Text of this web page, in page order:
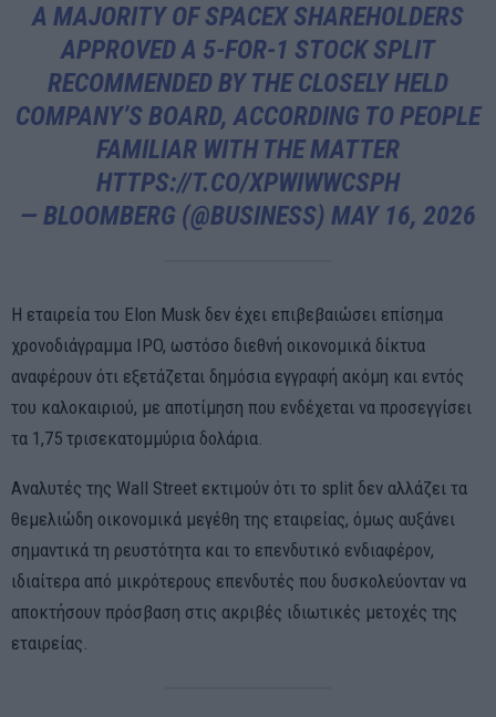
A MAJORITY OF SPACEX SHAREHOLDERS
APPROVED A 5-FOR-1 STOCK SPLIT
RECOMMENDED BY THE CLOSELY HELD
COMPANY’S BOARD, ACCORDING TO PEOPLE
FAMILIAR WITH THE MATTER
HTTPS://T.CO/XPWIWWCSPH
— BLOOMBERG (@BUSINESS) MAY 16, 2026
Η εταιρεία του Elon Musk δεν έχει επιβεβαιώσει επίσημα
χρονοδιάγραμμα IPO, ωστόσο διεθνή οικονομικά δίκτυα
αναφέρουν ότι εξετάζεται δημόσια εγγραφή ακόμη και εντός
του καλοκαιριού, με αποτίμηση που ενδέχεται να προσεγγίσει
τα 1,75 τρισεκατομμύρια δολάρια.
Αναλυτές της Wall Street εκτιμούν ότι το split δεν αλλάζει τα
θεμελιώδη οικονομικά μεγέθη της εταιρείας, όμως αυξάνει
σημαντικά τη ρευστότητα και το επενδυτικό ενδιαφέρον,
ιδιαίτερα από μικρότερους επενδυτές που δυσκολεύονταν να
αποκτήσουν πρόσβαση στις ακριβές ιδιωτικές μετοχές της
εταιρείας.